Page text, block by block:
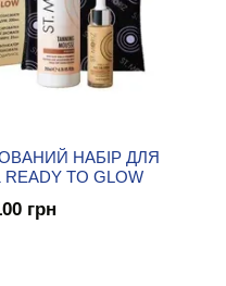
НАБІР ДЛЯ
TO GLOW
грн